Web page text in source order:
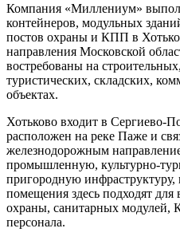
Компания «Миллениум»
контейнеров, модульных
постов охраны и КПП в
направления Московской
востребованы на
туристических, складских,
объектах.
Хотьково входит в Сергиево-
расположен на реке Паже и
железнодорожным
промышленную, культурно-
пригородную
помещения здесь подходят
охраны, санитарных
персонала.